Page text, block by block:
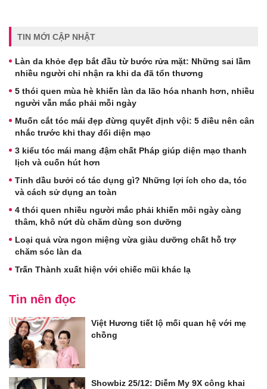
TIN MỚI CẬP NHẬT
Làn da khỏe đẹp bắt đầu từ bước rửa mặt: Những sai lầm
nhiều người chỉ nhận ra khi da đã tổn thương
5 thói quen mùa hè khiến làn da lão hóa nhanh hơn, nhiều
người vẫn mắc phải mỗi ngày
Muốn cắt tóc mái đẹp đừng quyết định vội: 5 điều nên cân
nhắc trước khi thay đổi diện mạo
3 kiểu tóc mái mang đậm chất Pháp giúp diện mạo thanh
lịch và cuốn hút hơn
Tinh dầu bưởi có tác dụng gì? Những lợi ích cho da, tóc
và cách sử dụng an toàn
4 thói quen nhiều người mắc phải khiến môi ngày càng
thâm, khô nứt dù chăm dùng son dưỡng
Loại quả vừa ngon miệng vừa giàu dưỡng chất hỗ trợ
chăm sóc làn da
Trấn Thành xuất hiện với chiếc mũi khác lạ
Tin nên đọc
Việt Hương tiết lộ mối quan hệ với mẹ
chồng
Showbiz 25/12: Diễm My 9X công khai